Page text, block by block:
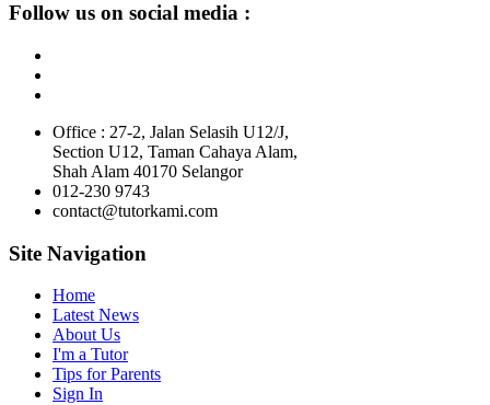
Follow us on social media :
Office : 27-2, Jalan Selasih U12/J,
Section U12, Taman Cahaya Alam,
Shah Alam 40170 Selangor
012-230 9743
contact@tutorkami.com
Site Navigation
Home
Latest News
About Us
I'm a Tutor
Tips for Parents
Sign In